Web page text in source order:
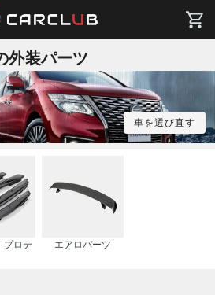
外装パーツ
車を選び直す
プロテ
エアロパーツ